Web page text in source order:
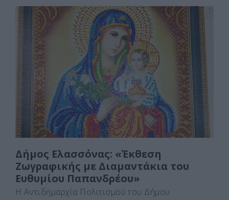
c
e
b
o
o
k
st
o
n
ai
l
ρ
α
σ
τε
ίτ
ε
Δήμος Ελασσόνας: «Έκθεση
Ζωγραφικής με Διαμαντάκια του
Ευθυμίου Παπανδρέου»
Η Αντιδημαρχία Πολιτισμού του Δήμου